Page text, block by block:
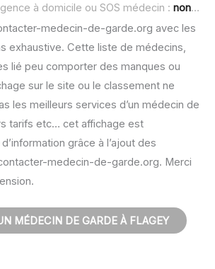
à domicile ou SOS médecin : non renseigné
medecin-de-garde.org avec les
exhaustive. Cette liste de médecins,
lié peu comporter des manques ou
sur le site ou le classement ne
les meilleurs services d’un médecin de
tarifs etc… cet affichage est
grâce à l’ajout des
medecin-de-garde.org. Merci
MÉDECIN DE GARDE À FLAGEY